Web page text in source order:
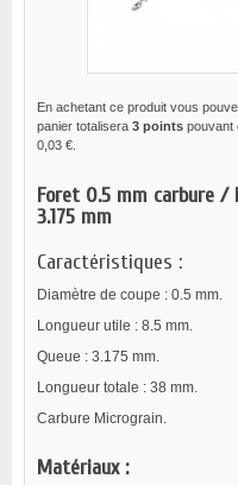
En achetant ce produit vous
panier totalisera 3 points pouvant
0,03 €
Foret 0.5 mm carbure /
3.175 mm
Caractéristiques :
Diamètre de coupe : 0.5 mm.
Longueur utile : 8.5 mm.
Queue : 3.175 mm.
Longueur totale : 38 mm.
Carbure Micrograin.
Matériaux :